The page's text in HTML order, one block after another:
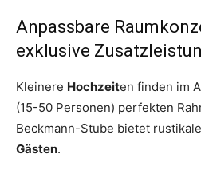
Anpassbare
exklusive
Kleinere Hochzeiten finden im
(15-50 Personen) perfekten
Beckmann-Stube bietet
Gästen.